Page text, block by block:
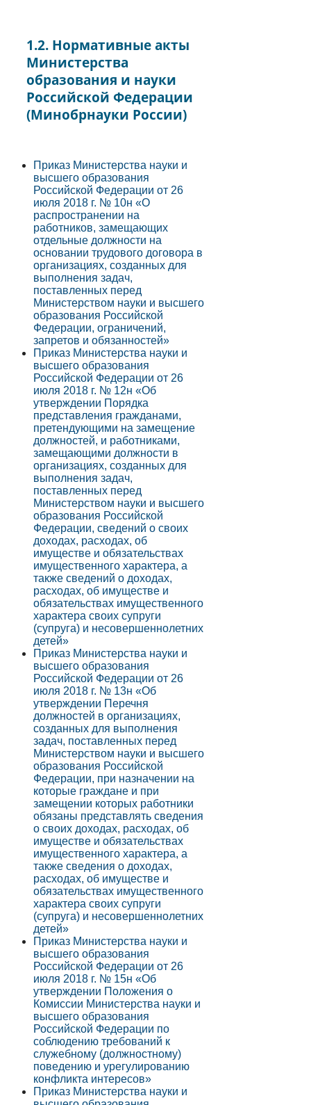
1.2. Нормативные акты
Министерства
образования и науки
Российской Федерации
(Минобрнауки России)
Приказ Министерства науки и
высшего образования
Российской Федерации от 26
июля 2018 г. № 10н «О
распространении на
работников, замещающих
отдельные должности на
основании трудового договора в
организациях, созданных для
выполнения задач,
поставленных перед
Министерством науки и высшего
образования Российской
Федерации, ограничений,
запретов и обязанностей»
Приказ Министерства науки и
высшего образования
Российской Федерации от 26
июля 2018 г. № 12н «Об
утверждении Порядка
представления гражданами,
претендующими на замещение
должностей, и работниками,
замещающими должности в
организациях, созданных для
выполнения задач,
поставленных перед
Министерством науки и высшего
образования Российской
Федерации, сведений о своих
доходах, расходах, об
имуществе и обязательствах
имущественного характера, а
также сведений о доходах,
расходах, об имуществе и
обязательствах имущественного
характера своих супруги
(супруга) и несовершеннолетних
детей»
Приказ Министерства науки и
высшего образования
Российской Федерации от 26
июля 2018 г. № 13н «Об
утверждении Перечня
должностей в организациях,
созданных для выполнения
задач, поставленных перед
Министерством науки и высшего
образования Российской
Федерации, при назначении на
которые граждане и при
замещении которых работники
обязаны представлять сведения
о своих доходах, расходах, об
имуществе и обязательствах
имущественного характера, а
также сведения о доходах,
расходах, об имуществе и
обязательствах имущественного
характера своих супруги
(супруга) и несовершеннолетних
детей»
Приказ Министерства науки и
высшего образования
Российской Федерации от 26
июля 2018 г. № 15н «Об
утверждении Положения о
Комиссии Министерства науки и
высшего образования
Российской Федерации по
соблюдению требований к
служебному (должностному)
поведению и урегулированию
конфликта интересов»
Приказ Министерства науки и